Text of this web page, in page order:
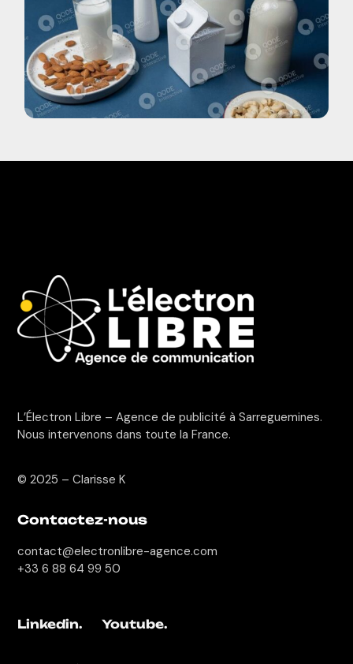
L’Électron Libre – Agence de publicité à Sarreguemines.
Nous intervenons dans toute la France.
© 2025 –Clarisse K
Contactez-nous
contact@electronlibre-agence.com
+33 6 88 64 99 50
Linkedin. Youtube.